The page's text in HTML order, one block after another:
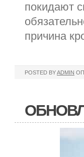
покидают
причина
POSTED BYADMIN